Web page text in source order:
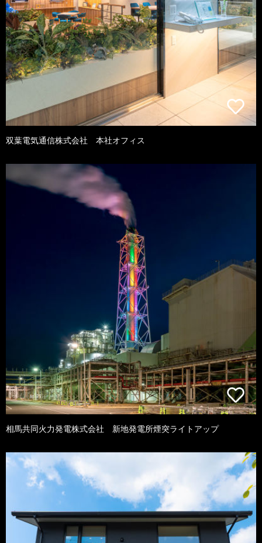
双葉電気通信株式会社 本社オフィス
相馬共同火力発電株式会社 新地発電所煙突ライトアップ